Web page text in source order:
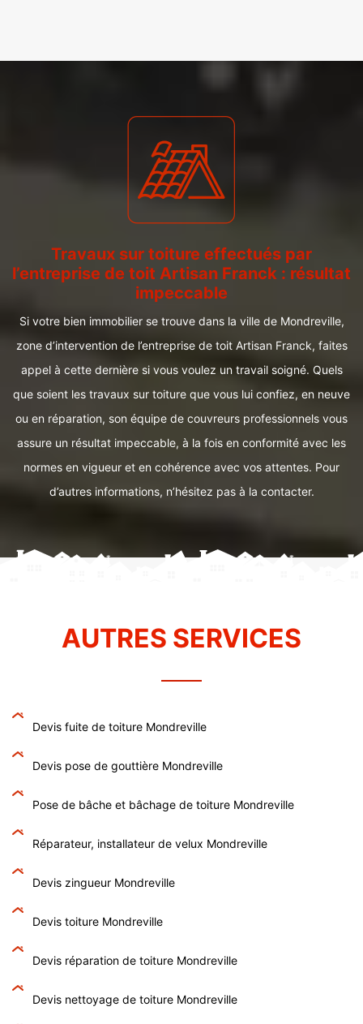
Travaux sur toiture effectués par
l’entreprise de toit Artisan Franck : résultat
impeccable
Si votre bien immobilier se trouve dans la ville de Mondreville,
zone d’intervention de l’entreprise de toit Artisan Franck, faites
appel à cette dernière si vous voulez un travail soigné. Quels
que soient les travaux sur toiture que vous lui confiez, en neuve
ou en réparation, son équipe de couvreurs professionnels vous
assure un résultat impeccable, à la fois en conformité avec les
normes en vigueur et en cohérence avec vos attentes. Pour
d’autres informations, n’hésitez pas à la contacter.
AUTRES SERVICES
Devis fuite de toiture Mondreville
Devis pose de gouttière Mondreville
Pose de bâche et bâchage de toiture Mondreville
Réparateur, installateur de velux Mondreville
Devis zingueur Mondreville
Devis toiture Mondreville
Devis réparation de toiture Mondreville
Devis nettoyage de toiture Mondreville